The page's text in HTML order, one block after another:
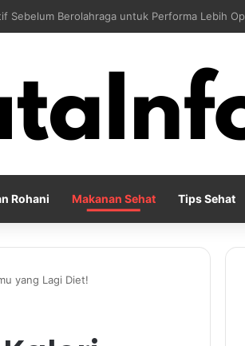
Kesehatan Mental di Tengah Kesibukan
Rohani Makanan Sehat Tips Sehat
yang Lagi Diet!